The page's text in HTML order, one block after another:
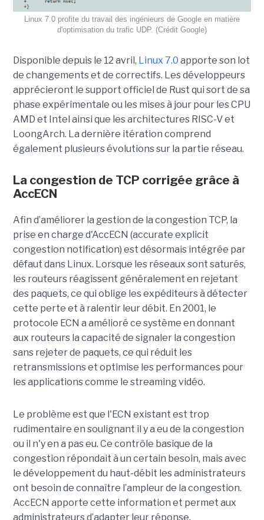
Linux 7.0 profite du travail des ingénieurs de Google en matière
d'optimisation du trafic UDP. (Crédit Google)
Disponible depuis le 12 avril, Linux 7.0 apporte son lot
de changements et de correctifs. Les développeurs
apprécieront le support officiel de Rust qui sort de sa
phase expérimentale ou les mises à jour pour les CPU
AMD et Intel ainsi que les architectures RISC-V et
LoongArch. La dernière itération comprend
également plusieurs évolutions sur la partie réseau.
La congestion de TCP corrigée grâce à
AccECN
Afin d’améliorer la gestion de la congestion TCP, la
prise en charge d'AccECN (accurate explicit
congestion notification) est désormais intégrée par
défaut dans Linux. Lorsque les réseaux sont saturés,
les routeurs réagissent généralement en rejetant
des paquets, ce qui oblige les expéditeurs à détecter
cette perte et à ralentir leur débit. En 2001, le
protocole ECN a amélioré ce système en donnant
aux routeurs la capacité de signaler la congestion
sans rejeter de paquets, ce qui réduit les
retransmissions et optimise les performances pour
les applications comme le streaming vidéo.
Le problème est que l'ECN existant est trop
rudimentaire en soulignant il y a eu de la congestion
ou il n'y en a pas eu. Ce contrôle basique de la
congestion répondait à un certain besoin, mais avec
le développement du haut-débit les administrateurs
ont besoin de connaître l’ampleur de la congestion.
AccECN apporte cette information et permet aux
administrateurs d’adapter leur réponse.